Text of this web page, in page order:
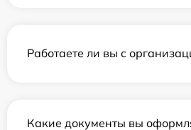
Работаете ли вы с
Какие документы вы